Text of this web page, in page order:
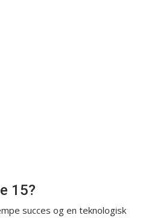
15?
succes og en teknologisk